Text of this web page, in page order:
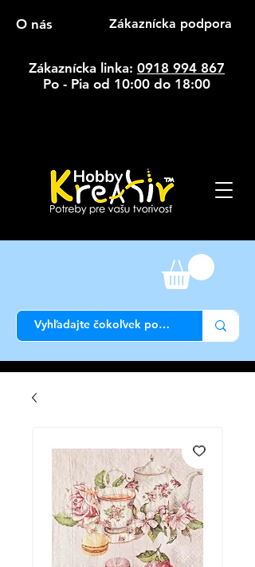
O nás Zákaznícka podpora
Zákaznícka linka: 0918 994 867
Po - Pia od 10:00 do 18:00